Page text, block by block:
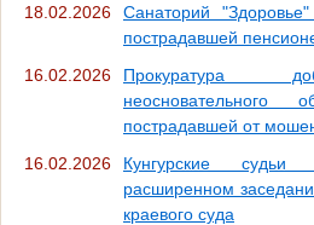
18.02.2026
Санаторий
пострадавшей
16.02.2026
Прокуратура
неосновательного
пострадавшей от
16.02.2026
Кунгурские
расширенном
краевого суда